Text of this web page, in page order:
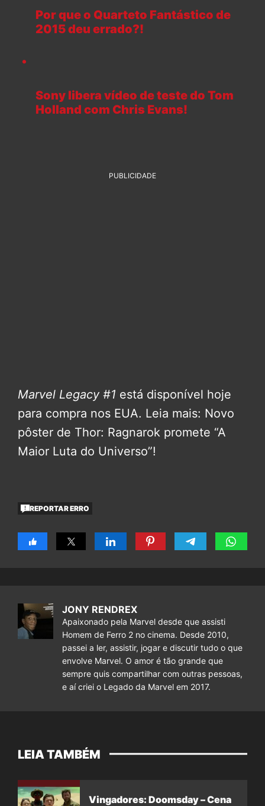
Por que o Quarteto Fantástico de
2015 deu errado?!
Sony libera vídeo de teste do Tom
Holland com Chris Evans!
PUBLICIDADE
Marvel Legacy #1 está disponível hoje
para compra nos EUA. Leia mais: Novo
pôster de Thor: Ragnarok promete “A
Maior Luta do Universo”!
REPORTAR ERRO
JONY RENDREX
Apaixonado pela Marvel desde que assisti
Homem de Ferro 2 no cinema. Desde 2010,
passei a ler, assistir, jogar e discutir tudo o que
envolve Marvel. O amor é tão grande que
sempre quis compartilhar com outras pessoas,
e aí criei o Legado da Marvel em 2017.
LEIA TAMBÉM
Vingadores: Doomsday – Cena